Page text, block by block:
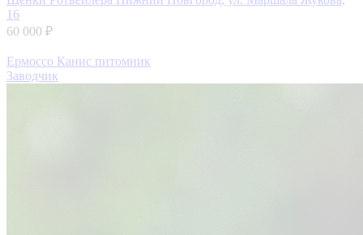
16
60 000 ₽
Ермоссо Канис питомник
Заводчик